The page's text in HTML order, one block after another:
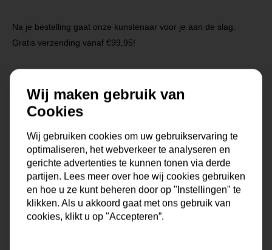
Na je bestelling gaat onze kunstenaar voor je aan de slag.
Gratis verzending vanaf €99,95!
Specificaties
Korte omschrijving
Origineel schilderij van onze
eigen kunstenaars
Formaat
60x60, 80x80, 90x90,
100x100, 120x120, 150x150
Wij maken gebruik van
Cookies
Wij gebruiken cookies om uw gebruikservaring te
optimaliseren, het webverkeer te analyseren en
gerichte advertenties te kunnen tonen via derde
partijen. Lees meer over hoe wij cookies gebruiken
en hoe u ze kunt beheren door op "Instellingen" te
klikken. Als u akkoord gaat met ons gebruik van
cookies, klikt u op "Accepteren”.